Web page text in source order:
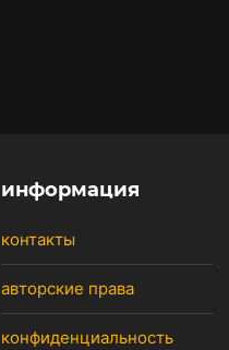
информация
контакты
авторские права
конфиденциальность